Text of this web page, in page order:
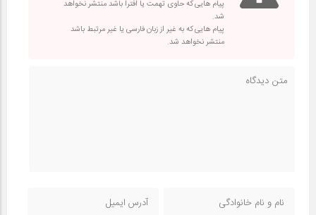
پیام هایی که حاوی تهمت یا افترا باشد منتشر نخواهد
شد.
پیام هایی که به غیر از زبان فارسی یا غیر مرتبط باشد
منتشر نخواهد شد.